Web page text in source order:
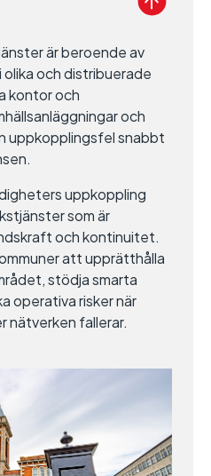
är beroende av
och distribuerade
kontor och
och
uppkopplingsfel snabbt
uppkoppling
som är
och kontinuitet.
att upprätthålla
stödja smarta
operativa risker när
nätverken fallerar.